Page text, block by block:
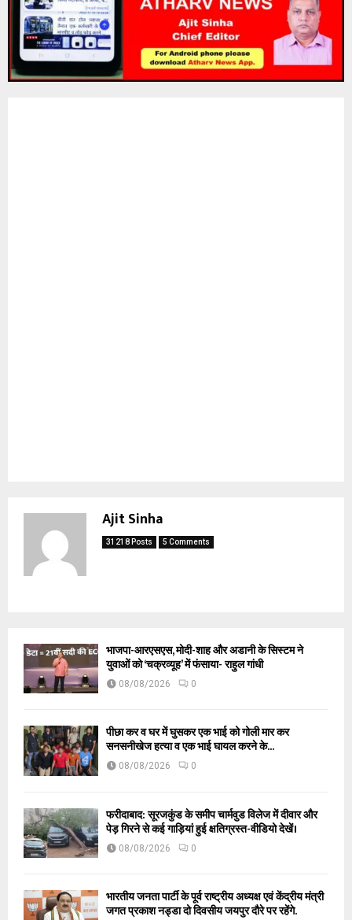
Ajit Sinha
31218 Posts 5 Comments
भाजपा-आरएसएस, मोदी-शाह और अडानी के सिस्टम ने
युवाओं को ‘चक्रव्यूह’ में फंसाया- राहुल गांधी
08/08/2026 0
पीछा कर व घर में घुसकर एक भाई को गोली मार कर
सनसनीखेज हत्या व एक भाई घायल करने के...
08/08/2026 0
फरीदाबाद: सूरजकुंड के समीप चार्मवुड विलेज में दीवार और
पेड़ गिरने से कई गाड़ियां हुई क्षतिग्रस्त-वीडियो देखें।
08/08/2026 0
भारतीय जनता पार्टी के पूर्व राष्ट्रीय अध्यक्ष एवं केंद्रीय मंत्री
जगत प्रकाश नड्डा दो दिवसीय जयपुर दौरे पर रहेंगे.